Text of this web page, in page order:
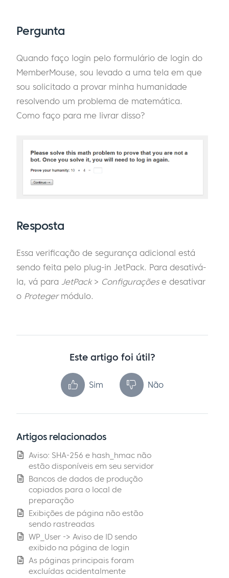
Pergunta
Quando faço login pelo formulário de login do
MemberMouse, sou levado a uma tela em que
sou solicitado a provar minha humanidade
resolvendo um problema de matemática.
Como faço para me livrar disso?
Resposta
Essa verificação de segurança adicional está
sendo feita pelo plug-in JetPack. Para desativá-
la, vá para JetPack> Configuraçõese desativar
o Protegermódulo.
Este artigo foi útil?
Sim Não
Artigos relacionados
Aviso: SHA-256 e hash_hmac não
estão disponíveis em seu servidor
Bancos de dados de produção
copiados para o local de
preparação
Exibições de página não estão
sendo rastreadas
WP_User -> Aviso de ID sendo
exibido na página de login
As páginas principais foram
excluídas acidentalmente